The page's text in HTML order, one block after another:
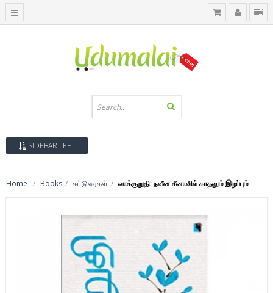
SIDEBAR LEFT
Home Books கட்டுரைகள் வாக்குறுதி: நவீன சீனாவில் காதலும் இழப்பும்